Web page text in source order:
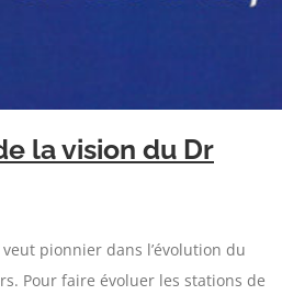
la vision du Dr
pionnier dans l’évolution du
Pour faire évoluer les stations de